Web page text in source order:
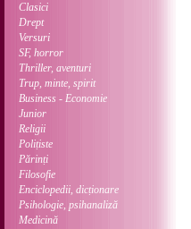
Clasici
Drept
Versuri
SF, horror
Thriller, aventuri
Trup, minte, spirit
Business - Economie
Junior
Religii
Polițiste
Părinți
Filosofie
Enciclopedii, dicționare
Psihologie, psihanaliză
Medicină